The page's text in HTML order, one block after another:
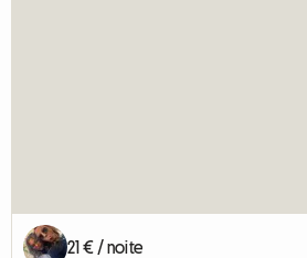
21 € / noite